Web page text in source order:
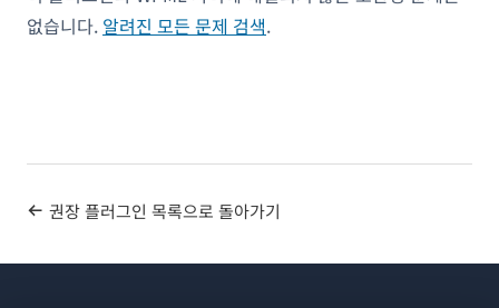
없습니다. 알려진 모든 문제 검색.
권장 플러그인 목록으로 돌아가기